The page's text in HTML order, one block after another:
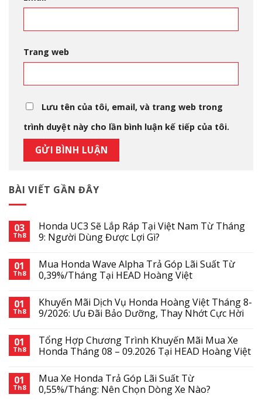
BÀI VIẾT GẦN ĐÂY
03
Th8
Honda UC3 Sẽ Lắp Ráp Tại Việt Nam Từ Tháng
9: Người Dùng Được Lợi Gì?
01
Th8
Mua Honda Wave Alpha Trả Góp Lãi Suất Từ
0,39%/Tháng Tại HEAD Hoàng Việt
01
Th8
Khuyến Mãi Dịch Vụ Honda Hoàng Việt Tháng 8-
9/2026: Ưu Đãi Bảo Dưỡng, Thay Nhớt Cực Hời
01
Th8
Tổng Hợp Chương Trình Khuyến Mãi Mua Xe
Honda Tháng 08 – 09.2026 Tại HEAD Hoàng Việt
01
Th8
Mua Xe Honda Trả Góp Lãi Suất Từ
0,55%/Tháng: Nên Chọn Dòng Xe Nào?
Trang web
Lưu tên của tôi, email, và trang web trong
trình duyệt này cho lần bình luận kế tiếp của tôi.